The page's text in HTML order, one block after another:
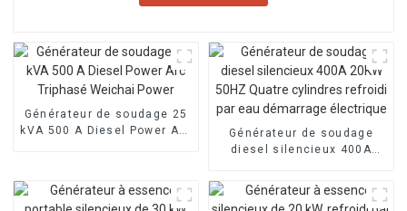
Générateur de soudage 25
kVA 500 A Diesel Power Arc
Générateur de soudage
diesel silencieux 400A
cylindres refroidi par eau
démarrage électrique